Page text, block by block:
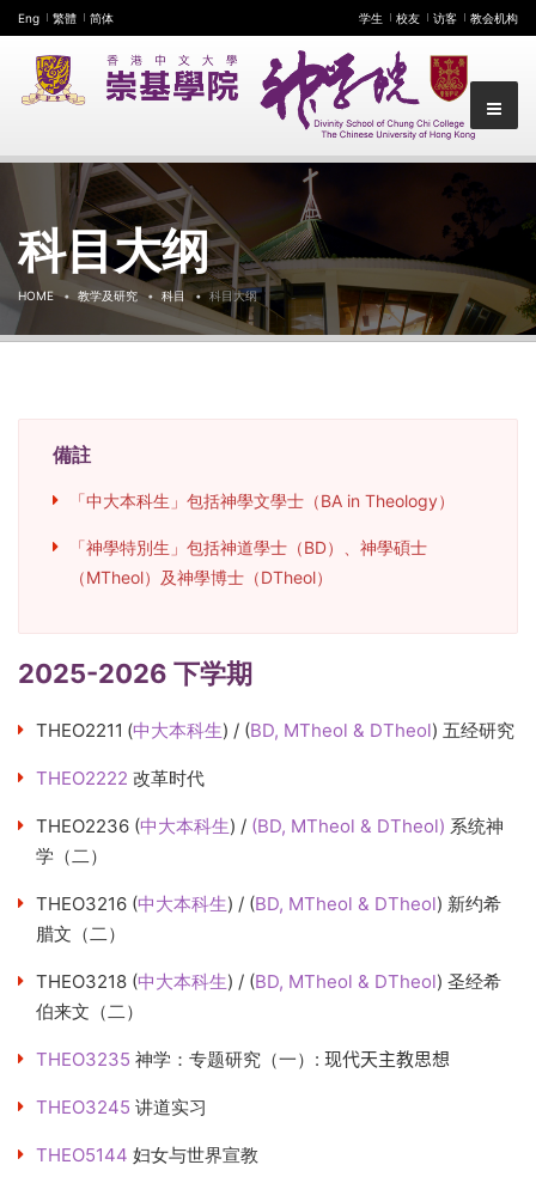
Eng 繁體 简体 学生 校友 访客 教会机构
科目大纲
HOME 教学及研究 科目 科目大纲
備註
「中大本科生」包括神學文學士（BA in Theology）
「神學特別生」包括神道學士（BD）、神學碩士
（MTheol）及神學博士（DTheol）
2025-2026 下学期
THEO2211 (中大本科生) / (BD, MTheol & DTheol) 五经研究
THEO2222 改革时代
THEO2236 (中大本科生) / (BD, MTheol & DTheol) 系统神
学（二）
THEO3216 (中大本科生) / (BD, MTheol & DTheol) 新约希
腊文（二）
THEO3218 (中大本科生) / (BD, MTheol & DTheol) 圣经希
伯来文（二）
THEO3235 神学：专题研究（一）: 现代天主教思想
THEO3245 讲道实习
THEO5144 妇女与世界宣教